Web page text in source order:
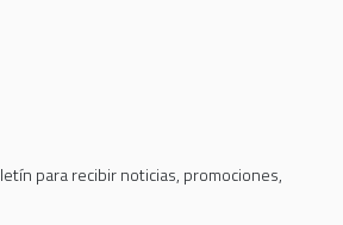
para recibir noticias, promociones,